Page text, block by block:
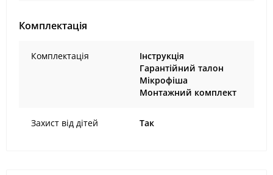
Комплектація
Комплектація
Інструкція
Гарантійний талон
Мікрофіша
Монтажний комплект
Захист від дітей Так